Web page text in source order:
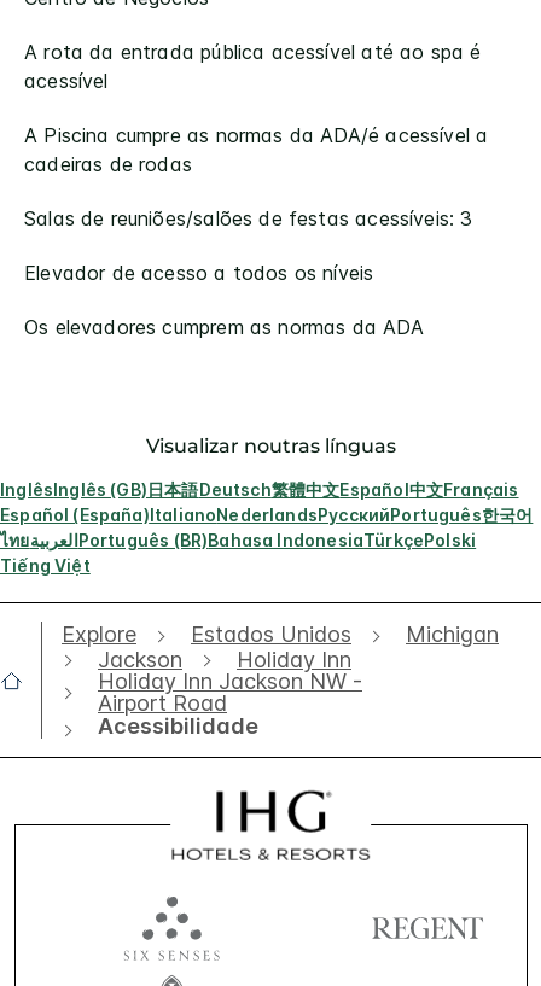
A rota da entrada pública acessível até ao spa é
acessível​
A Piscina cumpre as normas da ADA/é acessível a
cadeiras de rodas​
Salas de reuniões/salões de festas acessíveis: 3
Elevador de acesso a todos os níveis
Os elevadores cumprem as normas da ADA
Visualizar noutras línguas
InglêsInglês (GB)日本語Deutsch繁體中文Español中文Français
Español (España)ItalianoNederlandsРусскийPortuguês한국어
ไทยالعربيةPortuguês (BR)Bahasa IndonesiaTürkçePolski
Tiếng Việt
Explore Estados Unidos
Michigan
Jackson
Holiday Inn
Holiday Inn Jackson NW -
Airport Road
Acessibilidade